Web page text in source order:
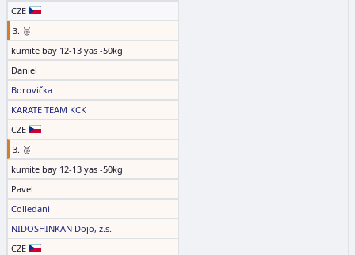
CZE
3. 🥉
kumite bay 12-13 yas -50kg
Daniel
Borovička
KARATE TEAM KCK
CZE
3. 🥉
kumite bay 12-13 yas -50kg
Pavel
Colledani
NIDOSHINKAN Dojo, z.s.
CZE